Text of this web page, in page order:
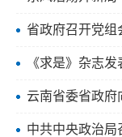
省政府召开党组
《求是》杂志
云南省委省政府
中共中央政治局